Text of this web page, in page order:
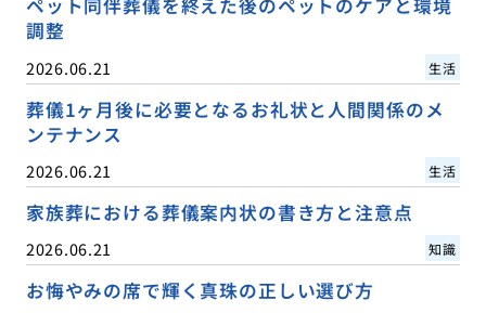
ペット同伴葬儀を終えた後のペットのケアと環境
調整
2026.06.21 生活
葬儀1ヶ月後に必要となるお礼状と人間関係のメ
ンテナンス
2026.06.21 生活
家族葬における葬儀案内状の書き方と注意点
2026.06.21 知識
お悔やみの席で輝く真珠の正しい選び方